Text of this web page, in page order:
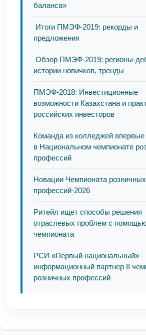
баланса»
Итоги ПМЭФ-2019: рекорды и
предложения
Обзор ПМЭФ-2019: регионы-
истории новичков, тренды
ПМЭФ-2018: Инвестиционные
возможности Казахстана и
российских инвесторов
Команда из колледжей впервые
в Национальном чемпионате
профессий
Новации Чемпионата розничных
профессий-2026
Ритейл ищет способы решения
отраслевых проблем с
чемпионата
РСИ «Первый национальный» –
информационный партнер II
розничных профессий